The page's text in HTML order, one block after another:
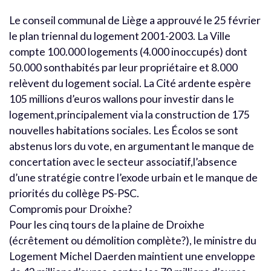
Le conseil communal de Liège a approuvé le 25 février
le plan triennal du logement 2001-2003. La Ville
compte 100.000 logements (4.000 inoccupés) dont
50.000 sonthabités par leur propriétaire et 8.000
relèvent du logement social. La Cité ardente espère
105 millions d’euros wallons pour investir dans le
logement,principalement via la construction de 175
nouvelles habitations sociales. Les Écolos se sont
abstenus lors du vote, en argumentant le manque de
concertation avec le secteur associatif,l’absence
d’une stratégie contre l’exode urbain et le manque de
priorités du collège PS-PSC.
Compromis pour Droixhe?
Pour les cinq tours de la plaine de Droixhe
(écrêtement ou démolition complète?), le ministre du
Logement Michel Daerden maintient une enveloppe